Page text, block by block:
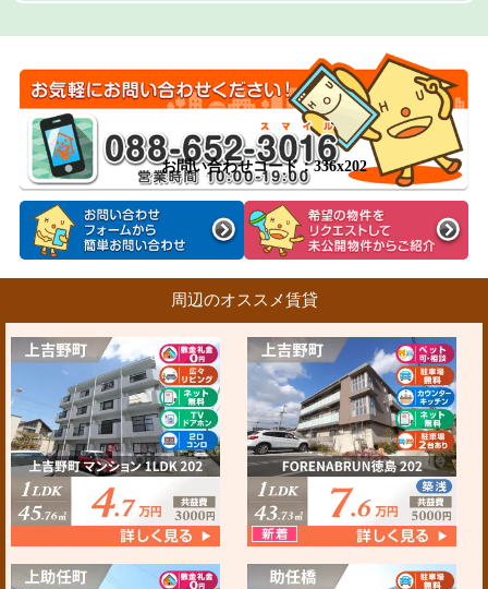
お問い合わせコード：336x202
周辺のオススメ賃貸